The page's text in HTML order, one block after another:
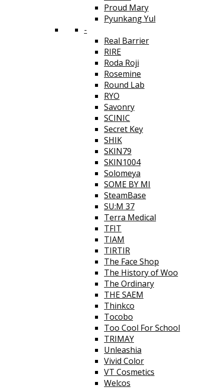
Proud Mary
Pyunkang Yul
-
Real Barrier
RIRE
Roda Roji
Rosemine
Round Lab
RYO
Savonry
SCINIC
Secret Key
SHIK
SKIN79
SKIN1004
Solomeya
SOME BY MI
SteamBase
SU:M 37
Terra Medical
TFIT
TIAM
TIRTIR
The Face Shop
The History of Woo
The Ordinary
THE SAEM
Thinkco
Tocobo
Too Cool For School
TRIMAY
Unleashia
Vivid Color
VT Cosmetics
Welcos